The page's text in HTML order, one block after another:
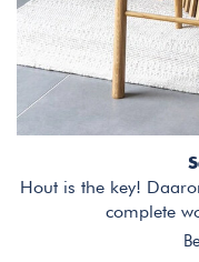
Hout is the key!
complete